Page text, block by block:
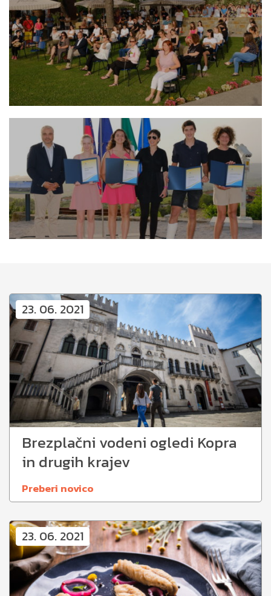
23. 06. 2021
Brezplačni vodeni ogledi Kopra
in drugih krajev
Preberi novico
23. 06. 2021